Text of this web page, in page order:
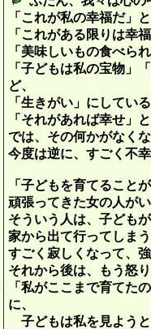
「これが私の幸福だ」
「これがある限りは幸
「美味しいもの食べら
「子どもは私の宝物」
ど、
「生きがい」にしてい
「それがあれば幸せ」
では、その何かがなく
今度は逆に、すごく不
「子どもを育てること
頑張ってきた女の人が
そういう人は、子ども
家から出て行ってしま
すごく寂しくなって、
それから後は、もう怒
「私がここまで育てた
に、
子どもは私を見よう